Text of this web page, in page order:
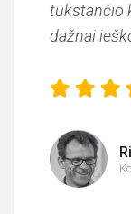
tūkstančio
dažnai